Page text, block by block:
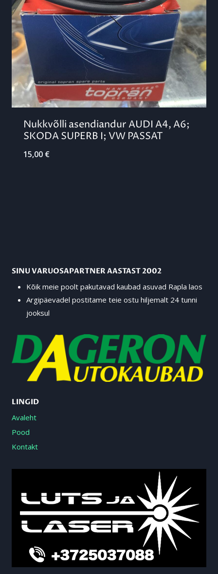
Nukkvõlli asendiandur AUDI A4, A6;
SKODA SUPERB I; VW PASSAT
15,00 €
SINU VARUOSAPARTNER AASTAST 2002
Kõik meie poolt pakutavad kaubad asuvad Rapla laos
Argipäevadel postitame teie ostu hiljemalt 24 tunni
jooksul
LINGID
Avaleht
Pood
Kontakt